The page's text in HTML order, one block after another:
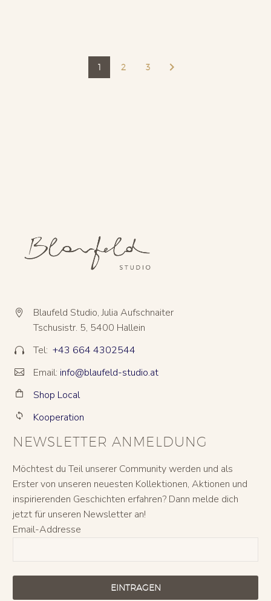
1 2 3


Blaufeld Studio, Julia Aufschnaiter
Tschusistr. 5, 5400 Hallein

 Tel: +43 664 4302544

 Email: info@blaufeld-studio.at

 Shop Local

 Kooperation
NEWSLETTER ANMELDUNG
Möchtest du Teil unserer Community werden und als
Erster von unseren neuesten Kollektionen, Aktionen und
inspirierenden Geschichten erfahren? Dann melde dich
jetzt für unseren Newsletter an!
Email-Addresse
EINTRAGEN